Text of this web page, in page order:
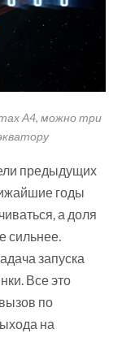
А4, можно три
предыдущих
годы
а доля
сильнее.
запуска
Все это
по
на